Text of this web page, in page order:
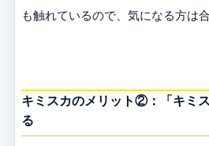
も触れているので、気になる方は
キミスカのメリット②：「キミ
る